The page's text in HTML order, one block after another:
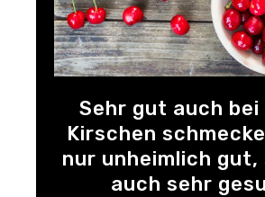
Sehr gut auch bei
Kirschen
nur unheimlich gut,
auch sehr